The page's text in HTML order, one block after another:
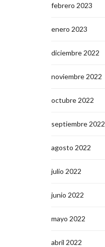
febrero 2023
enero 2023
diciembre 2022
noviembre 2022
octubre 2022
septiembre 2022
agosto 2022
julio 2022
junio 2022
mayo 2022
abril 2022